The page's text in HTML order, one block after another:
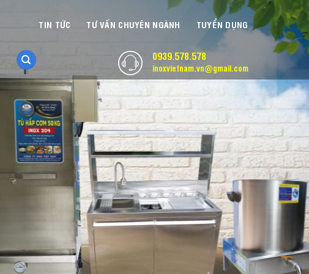
0939.578.578
inoxvietnam.vn@gmail.com
TIN TỨC TƯ VẤN CHUYÊN NGÀNH TUYỂN DỤNG